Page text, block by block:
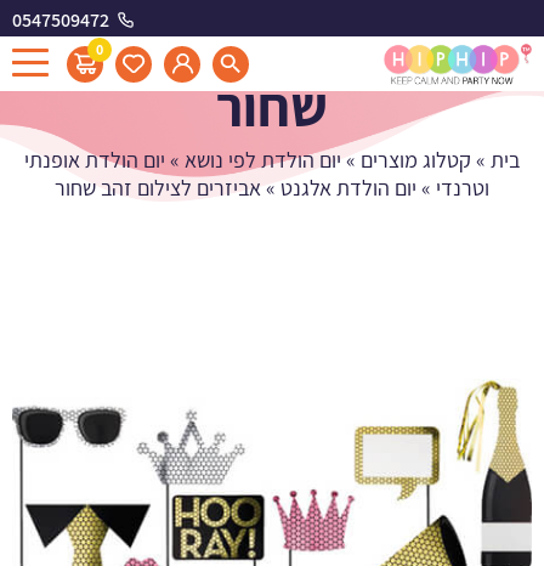
0547509472
0
אביזרים לצילום זהב
שחור
בית » קטלוג מוצרים » יום הולדת לפי נושא » יום הולדת אופנתי
וטרנדי » יום הולדת אלגנט »אביזרים לצילום זהב שחור